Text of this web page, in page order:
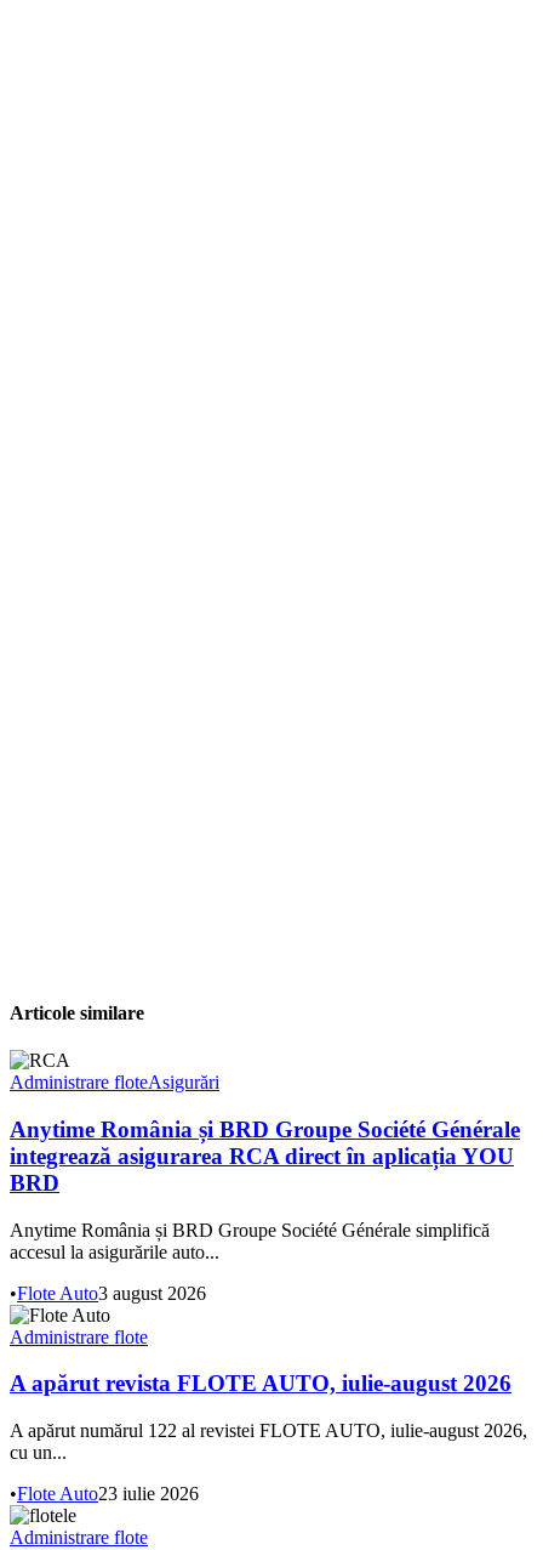
Articole similare
Administrare floteAsigurări
Anytime România și BRD Groupe Société Générale
integrează asigurarea RCA direct în aplicația YOU
BRD
Anytime România și BRD Groupe Société Générale simplifică
accesul la asigurările auto...
•Flote Auto3 august 2026
Administrare flote
A apărut revista FLOTE AUTO, iulie-august 2026
A apărut numărul 122 al revistei FLOTE AUTO, iulie-august 2026,
cu un...
•Flote Auto23 iulie 2026
Administrare flote